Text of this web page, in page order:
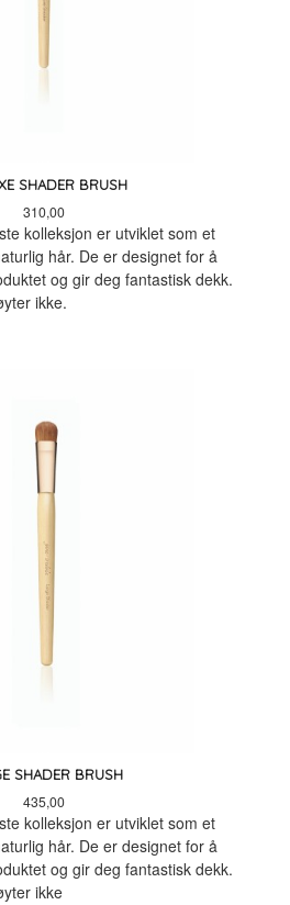
SHADER BRUSH
Pris
310,00
kolleksjon er utviklet som et
hår. De er designet for å
og gir deg fantastisk dekk.
ikke.
SHADER BRUSH
Pris
435,00
kolleksjon er utviklet som et
hår. De er designet for å
og gir deg fantastisk dekk.
ikke